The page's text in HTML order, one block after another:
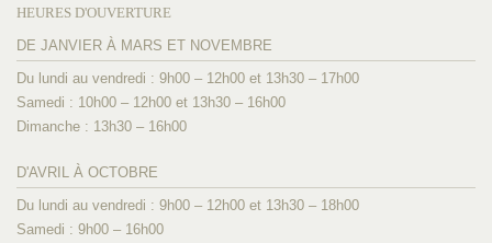
HEURES D'OUVERTURE
DE JANVIER À MARS ET NOVEMBRE
Du lundi au vendredi : 9h00 – 12h00 et 13h30 – 17h00
Samedi : 10h00 – 12h00 et 13h30 – 16h00
Dimanche : 13h30 – 16h00
D'AVRIL À OCTOBRE
Du lundi au vendredi : 9h00 – 12h00 et 13h30 – 18h00
Samedi : 9h00 – 16h00